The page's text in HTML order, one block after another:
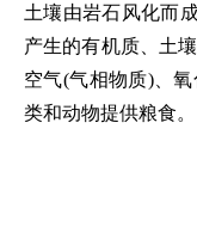
土壤由岩石风化而
产生的有机质、土
空气(气相物质)、
类和动物提供粮食。